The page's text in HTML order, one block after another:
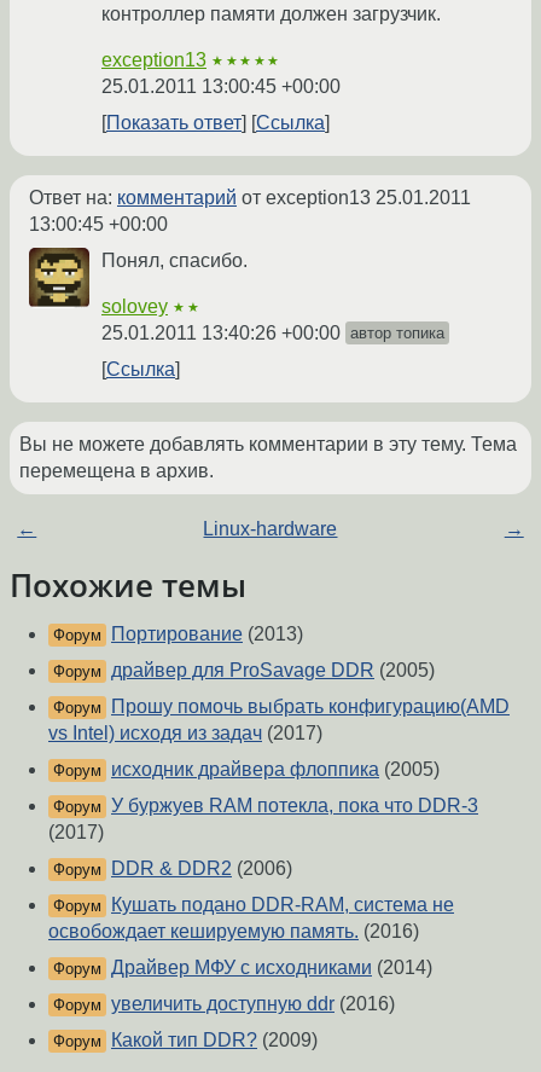
контроллер памяти должен загрузчик.
exception13 ★★★★★
25.01.2011 13:00:45 +00:00
Показать ответ
Ссылка
Ответ на: комментарий от exception13 25.01.2011
13:00:45 +00:00
Понял, спасибо.
solovey ★★
25.01.2011 13:40:26 +00:00 автор топика
Ссылка
Вы не можете добавлять комментарии в эту тему. Тема
перемещена в архив.
← Linux-hardware →
Похожие темы
Форум Портирование (2013)
Форум драйвер для ProSavage DDR (2005)
Форум
Прошу помочь выбрать конфигурацию(AMD
vs Intel) исходя из задач (2017)
Форум исходник драйвера флоппика (2005)
Форум У буржуев RAM потекла, пока что DDR-3
(2017)
Форум DDR & DDR2 (2006)
Форум
Кушать подано DDR-RAM, система не
освобождает кешируемую память. (2016)
Форум Драйвер МФУ с исходниками (2014)
Форум увеличить доступную ddr (2016)
Форум Какой тип DDR? (2009)